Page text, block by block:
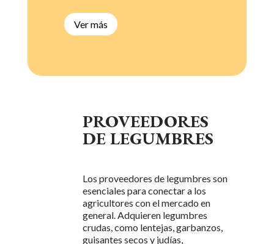
Ver más
PROVEEDORES
DE LEGUMBRES
Los proveedores de legumbres son
esenciales para conectar a los
agricultores con el mercado en
general. Adquieren legumbres
crudas, como lentejas, garbanzos,
guisantes secos y judías,